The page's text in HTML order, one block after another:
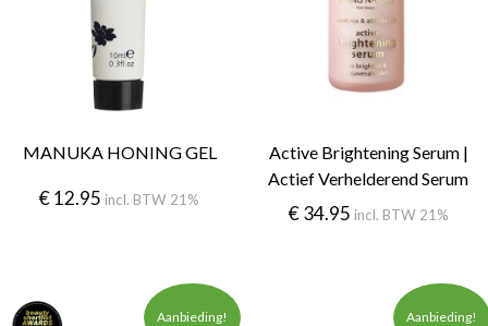
MANUKA HONING GEL
€12.95 incl. BTW 21%
Active Brightening Serum |
Actief Verhelderend Serum
€34.95 incl. BTW 21%
Aanbieding! Aanbieding!